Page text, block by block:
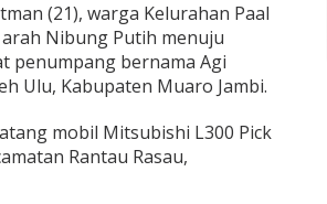
(21), warga Kelurahan Paal
arah Nibung Putih menuju
penumpang bernama Agi
Ulu, Kabupaten Muaro Jambi.
mobil Mitsubishi L300 Pick
Rantau Rasau,